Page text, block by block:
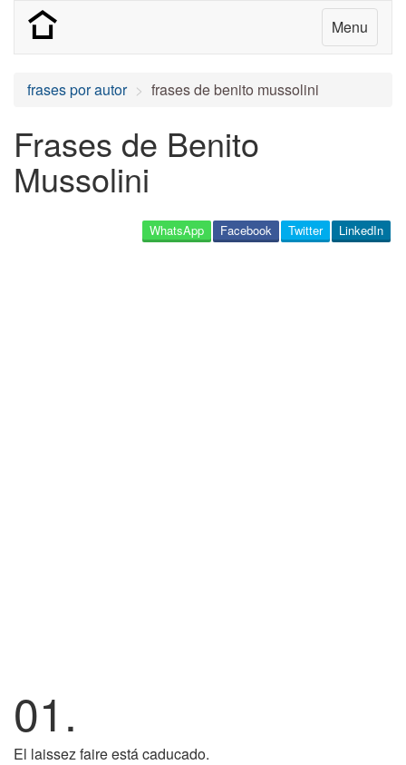
Menu
frases por autor frases de benito mussolini
Frases de Benito
Mussolini
LinkedIn
Twitter
Facebook
WhatsApp
01.
El laissez faire está caducado.